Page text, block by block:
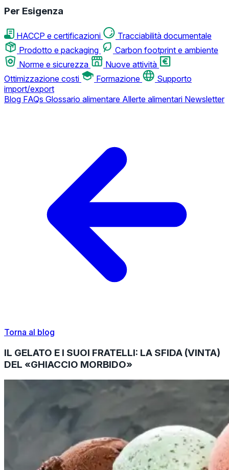
Per Esigenza
HACCP e certificazioni
Tracciabilità documentale
Prodotto e packaging
Carbon footprint e ambiente
Norme e sicurezza
Nuove attività
Ottimizzazione costi
Formazione
Supporto
import/export
Blog FAQs Glossario alimentare Allerte alimentari Newsletter
Torna al blog
IL GELATO E I SUOI FRATELLI: LA SFIDA (VINTA)
DEL «GHIACCIO MORBIDO»